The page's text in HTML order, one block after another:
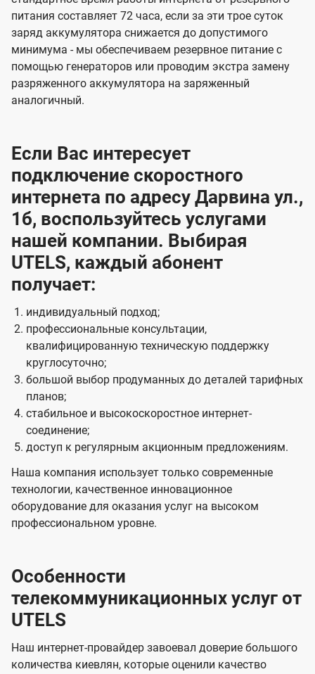
питания составляет 72 часа, если за эти трое суток
заряд аккумулятора снижается до допустимого
минимума - мы обеспечиваем резервное питание с
помощью генераторов или проводим экстра замену
разряженного аккумулятора на заряженный
аналогичный.
Если Вас интересует
подключение скоростного
интернета по адресу Дарвина ул.,
1б, воспользуйтесь услугами
нашей компании. Выбирая
UTELS, каждый абонент
получает:
индивидуальный подход;
профессиональные консультации,
квалифицированную техническую поддержку
круглосуточно;
большой выбор продуманных до деталей тарифных
планов;
стабильное и высокоскоростное интернет-
соединение;
доступ к регулярным акционным предложениям.
Наша компания использует только современные
технологии, качественное инновационное
оборудование для оказания услуг на высоком
профессиональном уровне.
Особенности
телекоммуникационных услуг от
UTELS
Наш интернет-провайдер завоевал доверие большого
количества киевлян, которые оценили качество